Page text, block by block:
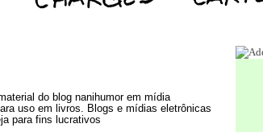
do blog nanihumor em mídia
uso em livros. Blogs e mídias eletrônicas
para fins lucrativos